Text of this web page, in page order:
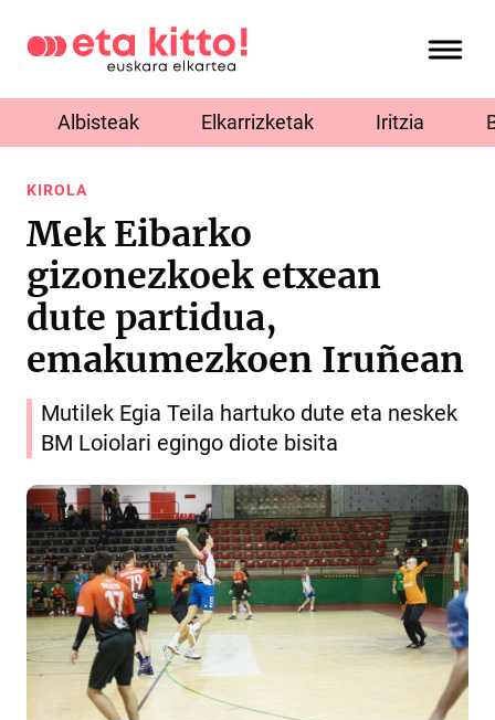
Albisteak Elkarrizketak Iritzia
KIROLA
Mek Eibarko
gizonezkoek etxean
dute partidua,
emakumezkoen Iruñean
Mutilek Egia Teila hartuko dute eta neskek
BM Loiolari egingo diote bisita